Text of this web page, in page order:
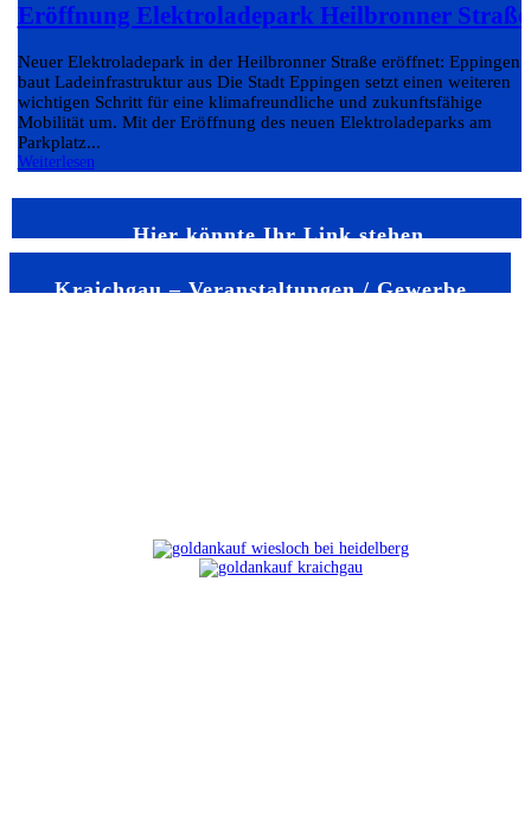
Eröffnung Elektroladepark Heilbronner Straße
Neuer Elektroladepark in der Heilbronner Straße eröffnet: Eppingen
baut Ladeinfrastruktur aus Die Stadt Eppingen setzt einen weiteren
wichtigen Schritt für eine klimafreundliche und zukunftsfähige
Mobilität um. Mit der Eröffnung des neuen Elektroladeparks am
Parkplatz...
Weiterlesen
Hier könnte Ihr Link stehen
Kraichgau – Veranstaltungen / Gewerbe